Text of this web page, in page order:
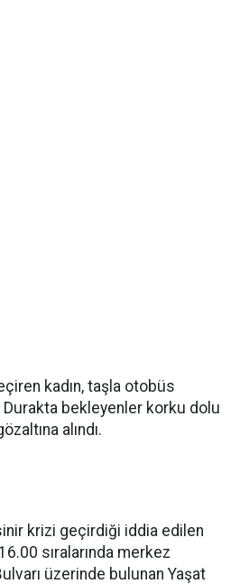
kadın, taşla otobüs
Durakta bekleyenler korku dolu
alındı.
krizi geçirdiği iddia edilen
sıralarında merkez
üzerinde bulunan Yaşat